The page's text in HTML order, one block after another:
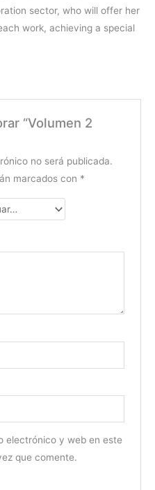
sector, who will offer her
work, achieving a special
“Volumen 2
no será publicada.
marcados con *
electrónico y web en este
que comente.